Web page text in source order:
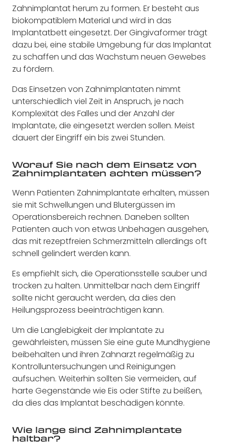
Zahnimplantat herum zu formen. Er besteht aus
biokompatiblem Material und wird in das
Implantatbett eingesetzt. Der Gingivaformer trägt
dazu bei, eine stabile Umgebung für das Implantat
zu schaffen und das Wachstum neuen Gewebes
zu fördern.
Das Einsetzen von Zahnimplantaten nimmt
unterschiedlich viel Zeit in Anspruch, je nach
Komplexität des Falles und der Anzahl der
Implantate, die eingesetzt werden sollen. Meist
dauert der Eingriff ein bis zwei Stunden.
Worauf Sie nach dem Einsatz von
Zahnimplantaten achten müssen?
Wenn Patienten Zahnimplantate erhalten, müssen
sie mit Schwellungen und Blutergüssen im
Operationsbereich rechnen. Daneben sollten
Patienten auch von etwas Unbehagen ausgehen,
das mit rezeptfreien Schmerzmitteln allerdings oft
schnell gelindert werden kann.
Es empfiehlt sich, die Operationsstelle sauber und
trocken zu halten. Unmittelbar nach dem Eingriff
sollte nicht geraucht werden, da dies den
Heilungsprozess beeinträchtigen kann.
Um die Langlebigkeit der Implantate zu
gewährleisten, müssen Sie eine gute Mundhygiene
beibehalten und ihren Zahnarzt regelmäßig zu
Kontrolluntersuchungen und Reinigungen
aufsuchen. Weiterhin sollten Sie vermeiden, auf
harte Gegenstände wie Eis oder Stifte zu beißen,
da dies das Implantat beschädigen könnte.
Wie lange sind Zahnimplantate
haltbar?